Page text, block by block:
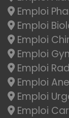
Emploi
Emploi
Emploi
Emploi
Emploi
Emploi
Emploi
Emploi